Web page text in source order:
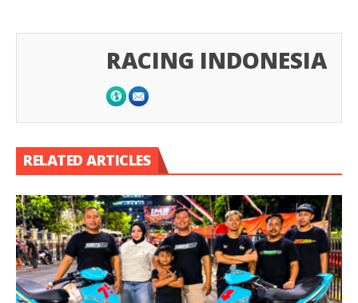
RACING INDONESIA
RELATED ARTICLES